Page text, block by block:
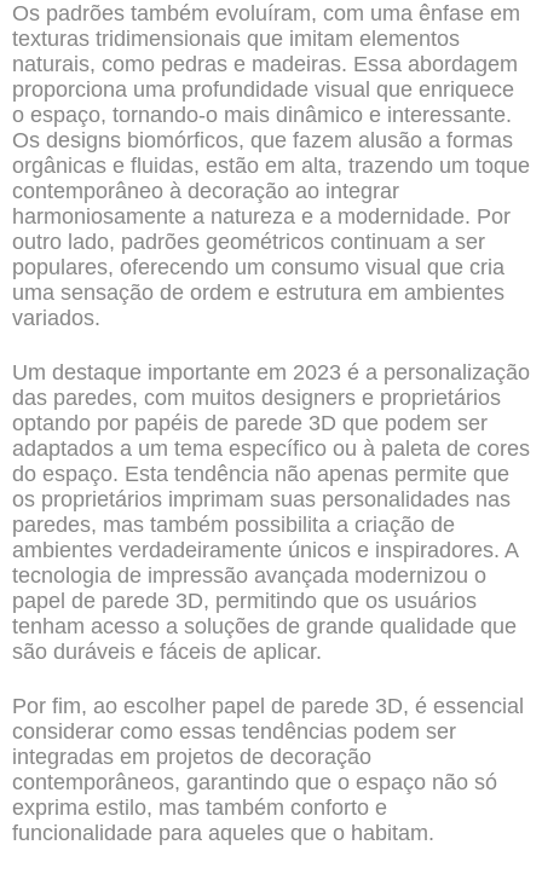
Os padrões também evoluíram, com uma ênfase em
texturas tridimensionais que imitam elementos
naturais, como pedras e madeiras. Essa abordagem
proporciona uma profundidade visual que enriquece
o espaço, tornando-o mais dinâmico e interessante.
Os designs biomórficos, que fazem alusão a formas
orgânicas e fluidas, estão em alta, trazendo um toque
contemporâneo à decoração ao integrar
harmoniosamente a natureza e a modernidade. Por
outro lado, padrões geométricos continuam a ser
populares, oferecendo um consumo visual que cria
uma sensação de ordem e estrutura em ambientes
variados.
Um destaque importante em 2023 é a personalização
das paredes, com muitos designers e proprietários
optando por papéis de parede 3D que podem ser
adaptados a um tema específico ou à paleta de cores
do espaço. Esta tendência não apenas permite que
os proprietários imprimam suas personalidades nas
paredes, mas também possibilita a criação de
ambientes verdadeiramente únicos e inspiradores. A
tecnologia de impressão avançada modernizou o
papel de parede 3D, permitindo que os usuários
tenham acesso a soluções de grande qualidade que
são duráveis e fáceis de aplicar.
Por fim, ao escolher papel de parede 3D, é essencial
considerar como essas tendências podem ser
integradas em projetos de decoração
contemporâneos, garantindo que o espaço não só
exprima estilo, mas também conforto e
funcionalidade para aqueles que o habitam.